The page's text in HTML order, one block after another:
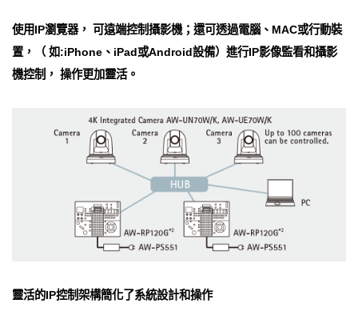
使用IP瀏覽器， 可遠端控制攝影機；還可透過電腦、MAC或行動裝
置，（ 如:iPhone、iPad或Android設備）進行IP影像監看和攝影
機控制， 操作更加靈活。
靈活的IP控制架構簡化了系統設計和操作